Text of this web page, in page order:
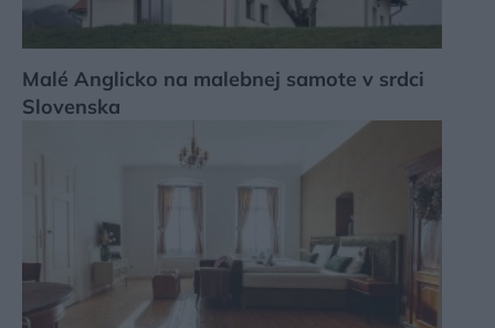
Malé Anglicko na malebnej samote v srdci
Slovenska